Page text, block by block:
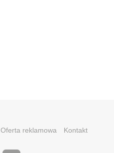
Oferta reklamowa Kontakt